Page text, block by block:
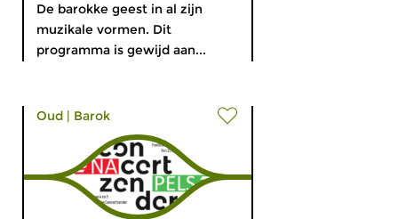
De barokke geest in al zijn
muzikale vormen. Dit
programma is gewijd aan...
Oud | Barok